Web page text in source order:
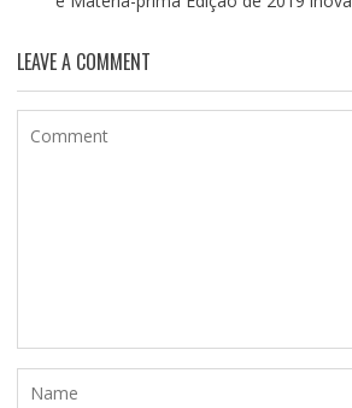
LEAVE A COMMENT